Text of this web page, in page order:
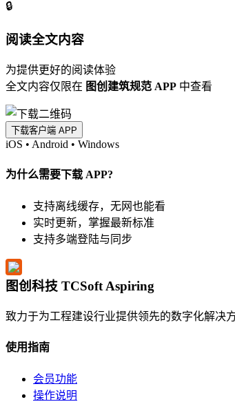
🔒
阅读全文内容
为提供更好的阅读体验
全文内容仅限在 图创建筑规范 APP 中查看
下载客户端 APP
iOS • Android • Windows
为什么需要下载 APP?
支持离线缓存，无网也能看
实时更新，掌握最新标准
支持多端登陆与同步
图创科技 TCSoft Aspiring
致力于为工程建设行业提供领先的数字化解决
使用指南
会员功能
操作说明